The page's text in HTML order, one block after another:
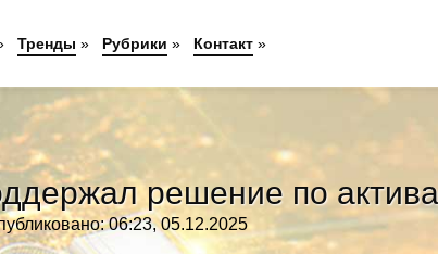
решение по
06:23, 05.12.2025
Тренды » Рубрики » Контакт»